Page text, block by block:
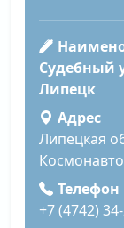
Судебный
Липецк
Адрес
Липецкая
Телефон
+7 (4742)